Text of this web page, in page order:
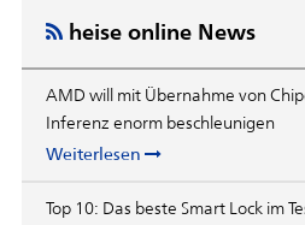
heise online News
AMD will mit Übernahme von
Inferenz enorm beschleunigen
Weiterlesen
Top 10: Das beste Smart Lock im